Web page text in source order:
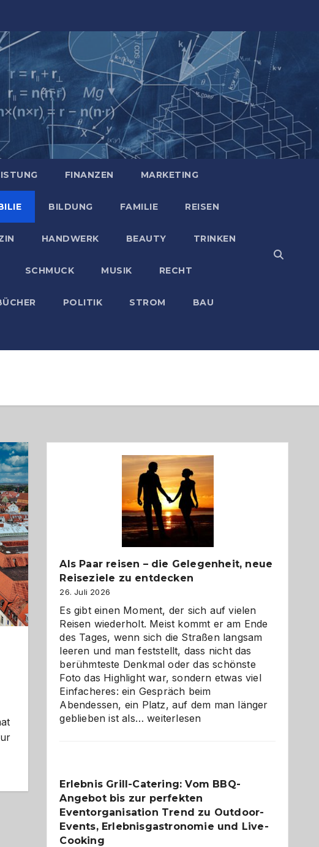
FINANZEN MARKETING
BILDUNG FAMILIE REISEN
HANDWERK BEAUTY TRINKEN
SCHMUCK MUSIK RECHT
POLITIK STROM BAU
Als Paar reisen – die Gelegenheit, neue
Reiseziele zu entdecken
26. Juli 2026
Es gibt einen Moment, der sich auf vielen
Reisen wiederholt. Meist kommt er am Ende
des Tages, wenn sich die Straßen langsam
leeren und man feststellt, dass nicht das
berühmteste Denkmal oder das schönste
Foto das Highlight war, sondern etwas viel
Einfacheres: ein Gespräch beim
Abendessen, ein Platz, auf dem man länger
geblieben ist als…Als
Gelegenheit,
neue
Reiseziele
zu
weiterlesen
Erlebnis Grill-Catering: Vom BBQ-
Angebot bis zur perfekten
Eventorganisation Trend zu Outdoor-
Events, Erlebnisgastronomie und Live-
Cooking